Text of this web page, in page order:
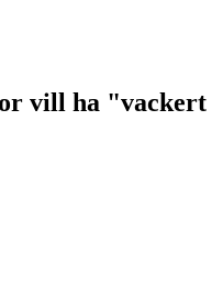
vill ha